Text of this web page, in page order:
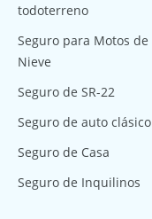
todoterreno
Seguro para Motos de
Nieve
Seguro de SR-22
Seguro de auto clásico
Seguro de Casa
Seguro de Inquilinos